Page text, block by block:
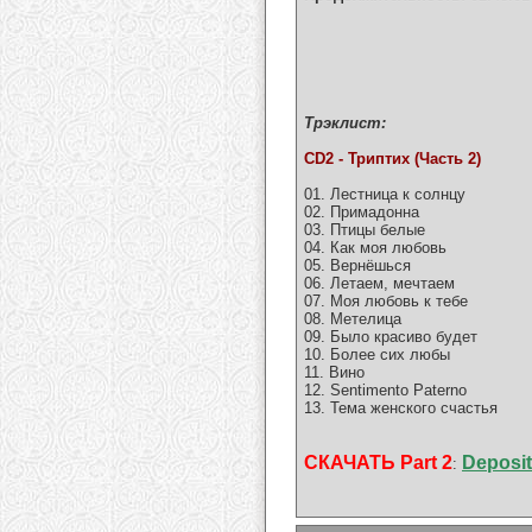
Трэклист:
CD2 - Триптих (Часть 2)
01. Лестница к солнцу
02. Примадонна
03. Птицы белые
04. Как моя любовь
05. Вернёшься
06. Летаем, мечтаем
07. Моя любовь к тебе
08. Метелица
09. Было красиво будет
10. Более сих любы
11. Вино
12. Sentimento Paterno
13. Тема женского счастья
СКАЧАТЬ Part 2: